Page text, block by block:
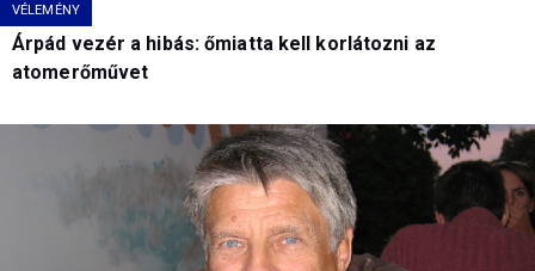
VÉLEMÉNY
Árpád vezér a hibás: őmiatta kell korlátozni az
atomerőművet